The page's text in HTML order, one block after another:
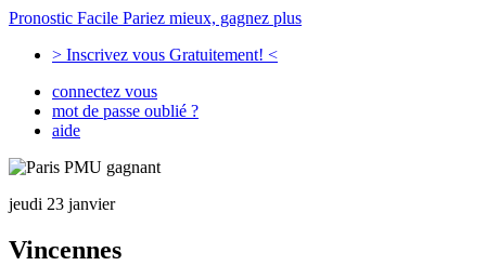
Pronostic Facile Pariez mieux, gagnez plus
> Inscrivez vous Gratuitement! <
connectez vous
mot de passe oublié ?
aide
jeudi 23 janvier
Vincennes